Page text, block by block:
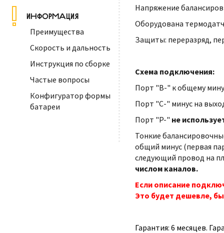
ИНФОРМАЦИЯ
Преимущества
Скорость и дальность
Инструкция по сборке
Частые вопросы
Конфигуратор формы
батареи
Напряжение
Оборудована
Защиты: переразряд,
Схема подключения:
Порт "B-" к общему
Порт "С-" минус на
Порт "P-" не
Тонкие
общий минус (первая
следующий провод на
числом каналов.
Если описание
Это будет дешевле,
Гарантия: 6 месяцев.